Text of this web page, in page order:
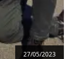
27/05/2023